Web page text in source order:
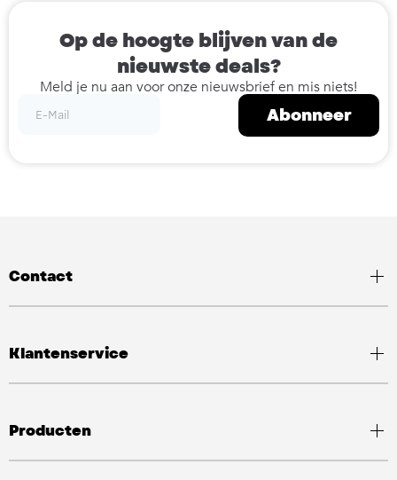
Op de hoogte blijven van de
nieuwste deals?
Meld je nu aan voor onze nieuwsbrief en mis niets!
Abonneer
Contact
Klantenservice
Producten